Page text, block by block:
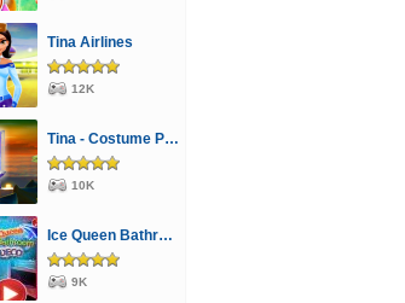
Tina Airlines
12K
Tina - Costume Party
10K
Ice Queen Bathroom Deco
9K